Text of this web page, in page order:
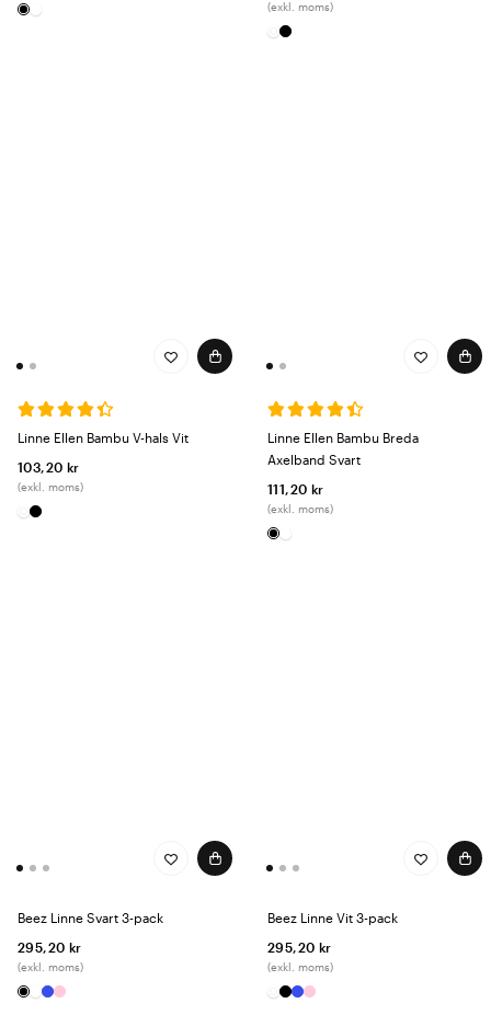
(exkl. moms)
Linne Ellen Bambu V-hals Vit
103,20 kr
(exkl. moms)
Linne Ellen Bambu Breda
Axelband Svart
111,20 kr
(exkl. moms)
Beez Linne Svart 3-pack
295,20 kr
(exkl. moms)
Beez Linne Vit 3-pack
295,20 kr
(exkl. moms)